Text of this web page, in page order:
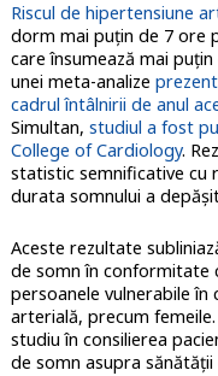
Riscul de hipertensiune
dorm mai puţin de 7 ore
care însumează mai
unei meta-analize
cadrul întâlnirii de anul
Simultan, studiul a fost
College of Cardiology.
statistic semnificative cu
durata somnului a
Aceste rezultate
de somn în conformitate
persoanele vulnerabile în
arterială, precum
studiu în consilierea
de somn asupra